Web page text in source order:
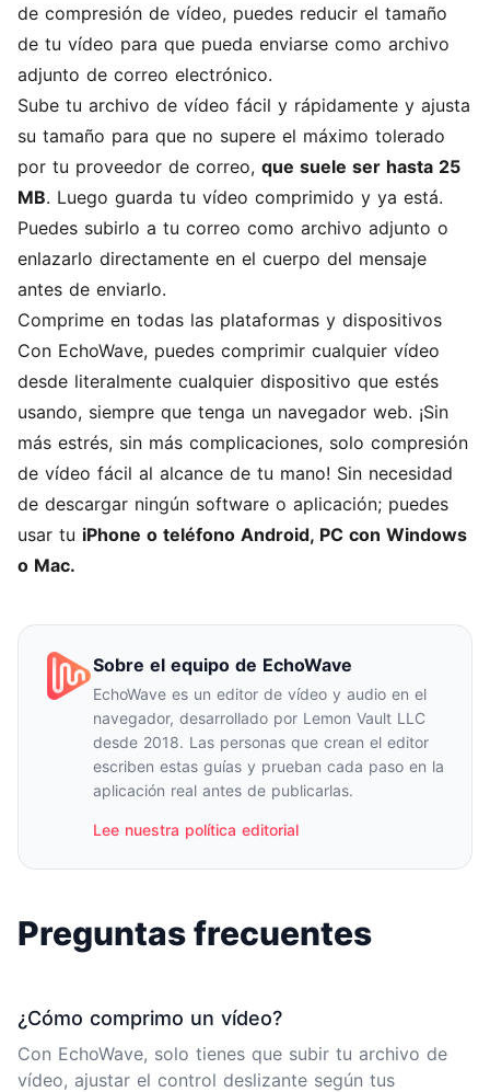
de compresión de vídeo, puedes reducir el tamaño
de tu vídeo para que pueda enviarse como archivo
adjunto de correo electrónico.
Sube tu archivo de vídeo fácil y rápidamente y ajusta
su tamaño para que no supere el máximo tolerado
por tu proveedor de correo, que suele ser hasta 25
MB. Luego guarda tu vídeo comprimido y ya está.
Puedes subirlo a tu correo como archivo adjunto o
enlazarlo directamente en el cuerpo del mensaje
antes de enviarlo.
Comprime en todas las plataformas y dispositivos
Con EchoWave, puedes comprimir cualquier vídeo
desde literalmente cualquier dispositivo que estés
usando, siempre que tenga un navegador web. ¡Sin
más estrés, sin más complicaciones, solo compresión
de vídeo fácil al alcance de tu mano! Sin necesidad
de descargar ningún software o aplicación; puedes
usar tu iPhone o teléfono Android, PC con Windows
o Mac.
Sobre el equipo de EchoWave
EchoWave es un editor de vídeo y audio en el
navegador, desarrollado por Lemon Vault LLC
desde 2018. Las personas que crean el editor
escriben estas guías y prueban cada paso en la
aplicación real antes de publicarlas.
Lee nuestra política editorial
Preguntas frecuentes
¿Cómo comprimo un vídeo?
Con EchoWave, solo tienes que subir tu archivo de
vídeo, ajustar el control deslizante según tus